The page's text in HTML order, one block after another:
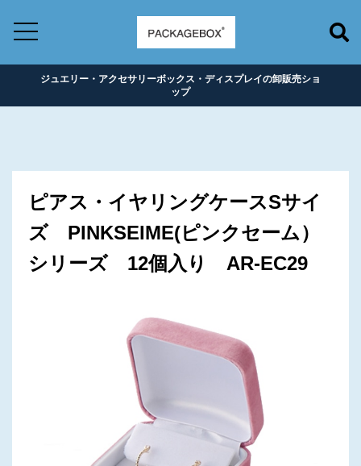
ジュエリー・アクセサリーボックス・ディスプレイの卸販売ショ
ップ
ピアス・イヤリングケースSサイ
ズ PINKSEIME(ピンクセーム）
シリーズ 12個入り AR-EC29